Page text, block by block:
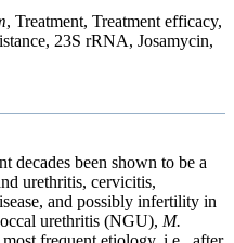
, Treatment, Treatment efficacy,
23S rRNA, Josamycin,
decades been shown to be a
urethritis, cervicitis,
and possibly infertility in
urethritis (NGU), M.